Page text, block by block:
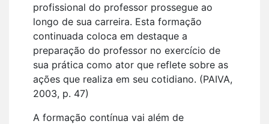
profissional do professor prossegue ao
longo de sua carreira. Esta formação
continuada coloca em destaque a
preparação do professor no exercício de
sua prática como ator que reflete sobre as
ações que realiza em seu cotidiano. (PAIVA,
2003, p. 47)
A formação contínua vai além de